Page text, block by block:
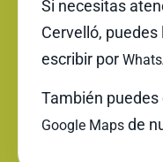
Si necesitas
Cervelló, puedes
escribir por
También puedes
Google Maps de